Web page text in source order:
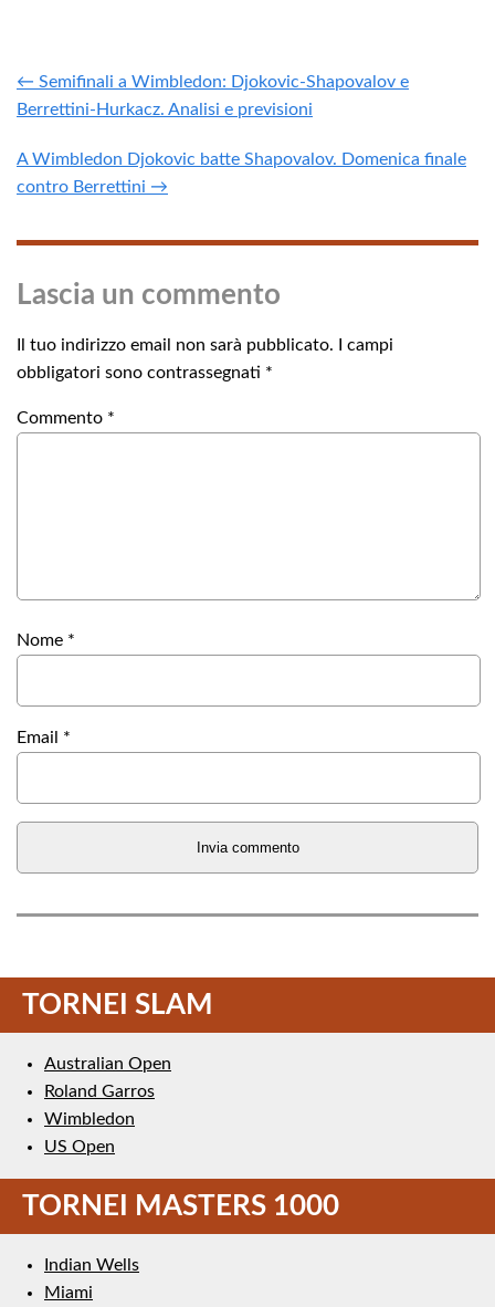
← Semifinali a Wimbledon: Djokovic-Shapovalov e
Berrettini-Hurkacz. Analisi e previsioni
A Wimbledon Djokovic batte Shapovalov. Domenica finale
contro Berrettini →
Lascia un commento
Il tuo indirizzo email non sarà pubblicato.
I campi
obbligatori sono contrassegnati *
Commento *
Nome *
Email *
TORNEI SLAM
Australian Open
Roland Garros
Wimbledon
US Open
TORNEI MASTERS 1000
Indian Wells
Miami